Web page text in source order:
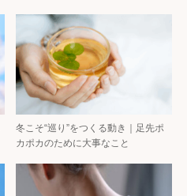
冬こそ“巡り”をつくる動き｜足先ポ
カポカのために大事なこと